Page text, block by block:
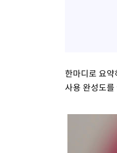
한마디로 요
사용 완성도